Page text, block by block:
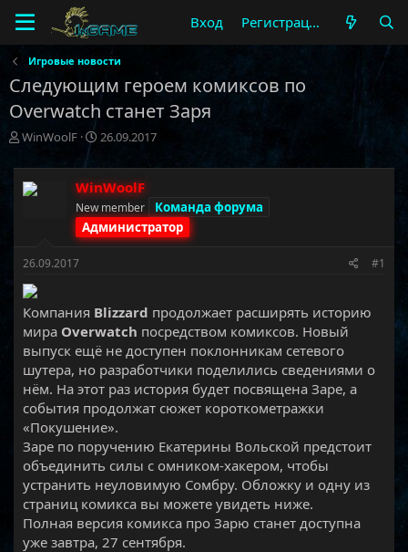
Вход Регистрация
Игровые новости
Следующим героем комиксов по
Overwatch станет Заря
А
т
о
р
ы
WinWoolF
Д
т
а
н
а
ч
26.09.2017
WinWoolF
New member
Команда форума
Администратор
26.09.2017 #1
Компания Blizzard продолжает расширять историю
мира Overwatch посредством комиксов. Новый
выпуск ещё не доступен поклонникам сетевого
шутера, но разработчики поделились сведениями о
нём. На этот раз история будет посвящена Заре, а
события продолжат сюжет короткометражки
«Покушение».
Заре по поручению Екатерины Вольской предстоит
объединить силы с омником-хакером, чтобы
устранить неуловимую Сомбру. Обложку и одну из
страниц комикса вы можете увидеть ниже.
Полная версия комикса про Зарю станет доступна
уже завтра, 27 сентября.​